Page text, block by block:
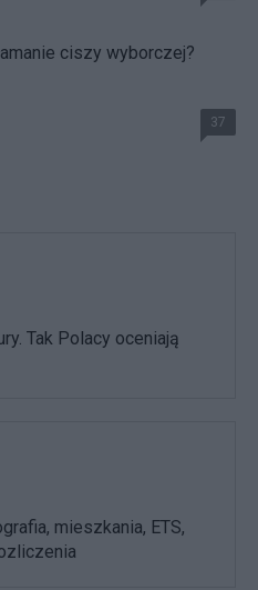
ciszy wyborczej?
37
Tak Polacy oceniają
mieszkania, ETS,